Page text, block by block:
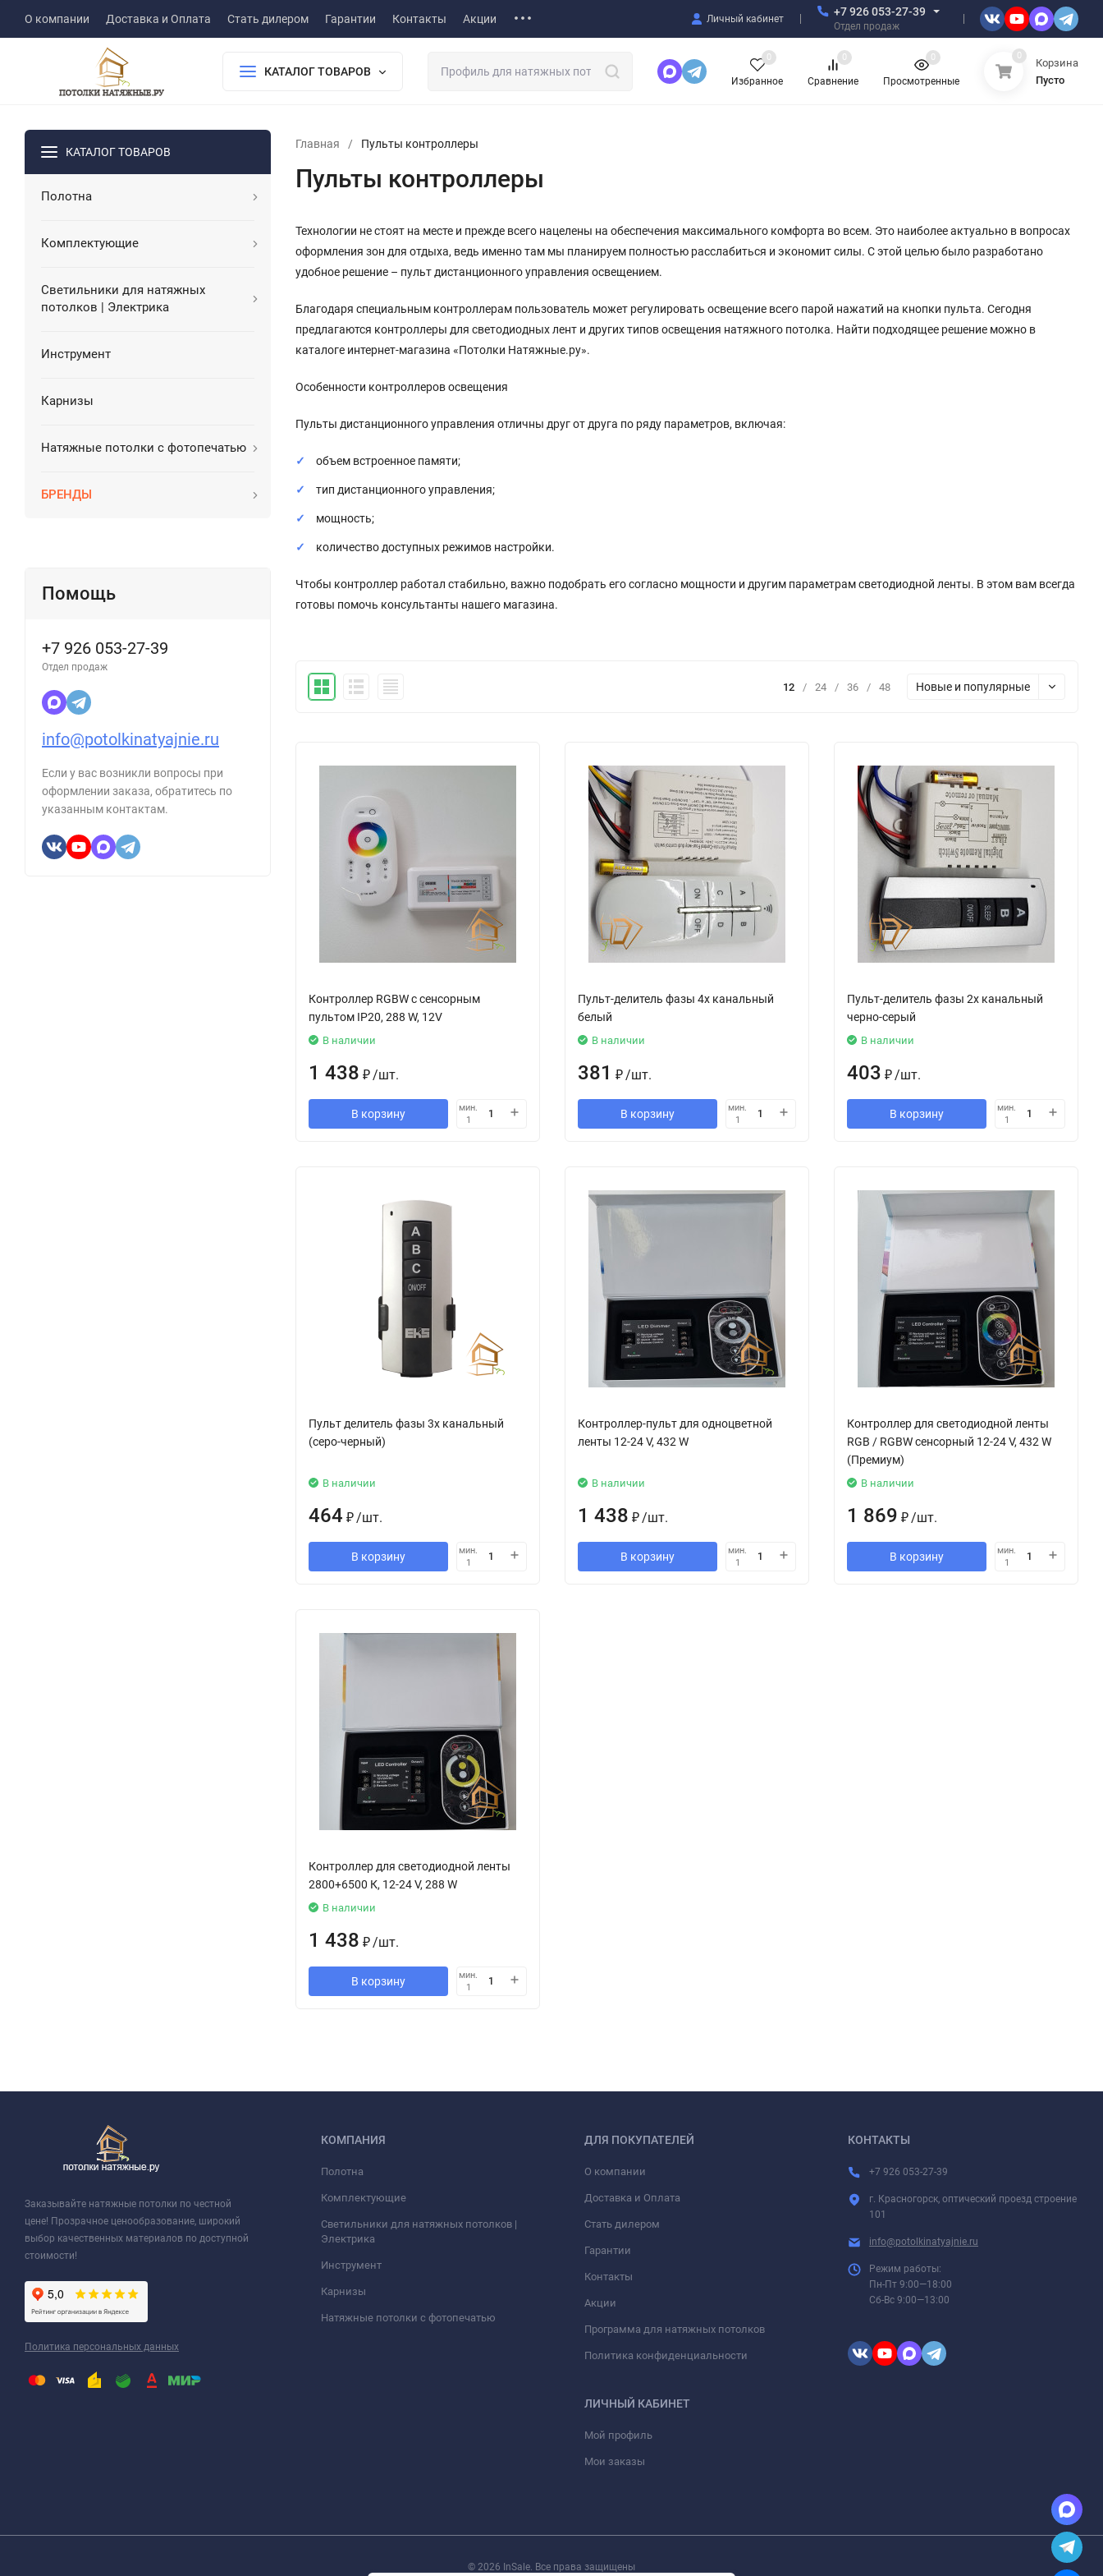
О компании Доставка и Оплата Стать дилером Гарантии Контакты Акции Личный кабинет
+7 926 053-27-39
Отдел продаж
КАТАЛОГ ТОВАРОВ
Избранное
0
Сравнение
0
Просмотренные
0 0
Корзина
Пусто
КАТАЛОГ ТОВАРОВ
Полотна
Комплектующие
Светильники для натяжных
потолков | Электрика
Инструмент
Карнизы
Натяжные потолки с фотопечатью
БРЕНДЫ
Помощь
+7 926 053-27-39
Отдел продаж
info@potolkinatyajnie.ru
Если у вас возникли вопросы при
оформлении заказа, обратитесь по
указанным контактам.
Главная / Пульты контроллеры
Пульты контроллеры
Технологии не стоят на месте и прежде всего нацелены на обеспечения максимального комфорта во всем. Это наиболее актуально в вопросах
оформления зон для отдыха, ведь именно там мы планируем полностью расслабиться и экономит силы. С этой целью было разработано
удобное решение – пульт дистанционного управления освещением.
Благодаря специальным контроллерам пользователь может регулировать освещение всего парой нажатий на кнопки пульта. Сегодня
предлагаются контроллеры для светодиодных лент и других типов освещения натяжного потолка. Найти подходящее решение можно в
каталоге интернет-магазина «Потолки Натяжные.ру».
Особенности контроллеров освещения
Пульты дистанционного управления отличны друг от друга по ряду параметров, включая:
объем встроенное памяти;
тип дистанционного управления;
мощность;
количество доступных режимов настройки.
Чтобы контроллер работал стабильно, важно подобрать его согласно мощности и другим параметрам светодиодной ленты. В этом вам всегда
готовы помочь консультанты нашего магазина.
12 / 24 / 36 / 48 Новые и популярные
Контроллер RGBW с сенсорным
пультом IP20, 288 W, 12V
В наличии
1 438 ₽/шт.
В корзину
мин.
1
Пульт-делитель фазы 4х канальный
белый
В наличии
381 ₽/шт.
В корзину
мин.
1
Пульт-делитель фазы 2х канальный
черно-серый
В наличии
403 ₽/шт.
В корзину
мин.
1
Пульт делитель фазы 3х канальный
(серо-черный)
В наличии
464 ₽/шт.
В корзину
мин.
1
Контроллер-пульт для одноцветной
ленты 12-24 V, 432 W
В наличии
1 438 ₽/шт.
В корзину
мин.
1
Контроллер для светодиодной ленты
RGB / RGBW сенсорный 12-24 V, 432 W
(Премиум)
В наличии
1 869 ₽/шт.
В корзину
мин.
1
Контроллер для светодиодной ленты
2800+6500 К, 12-24 V, 288 W
В наличии
1 438 ₽/шт.
В корзину
мин.
1
Заказывайте натяжные потолки по честной
цене! Прозрачное ценообразование, широкий
выбор качественных материалов по доступной
стоимости!
Политика персональных данных
КОМПАНИЯ
Полотна
Комплектующие
Светильники для натяжных потолков |
Электрика
Инструмент
Карнизы
Натяжные потолки с фотопечатью
ДЛЯ ПОКУПАТЕЛЕЙ
О компании
Доставка и Оплата
Стать дилером
Гарантии
Контакты
Акции
Программа для натяжных потолков
Политика конфиденциальности
ЛИЧНЫЙ КАБИНЕТ
Мой профиль
Мои заказы
КОНТАКТЫ
+7 926 053-27-39
г. Красногорск, оптический проезд строение
101
info@potolkinatyajnie.ru
Режим работы:
Пн-Пт 9:00—18:00
Сб-Вс 9:00—13:00
© 2026 InSale. Все права защищены